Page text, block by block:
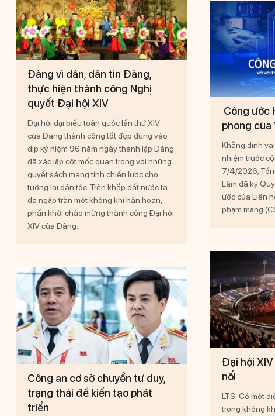
Đảng vì dân, dân tin Đảng,
thực hiện thành công Nghị
quyết Đại hội XIV
Đại hội đại biểu toàn quốc lần thứ XIV
của Đảng thành công tốt đẹp đúng vào
dịp kỷ niệm 96 năm ngày thành lập Đảng
đã xác lập cột mốc quan trọng với những
quyết sách mang tính chiến lược cho
tương lai dân tộc. Trên khắp đất nước ta
đã ngập tràn một không khí hân hoan,
phấn khởi chào mừng thành công Đại hội
XIV của Đảng.
Công an cơ sở chuyển tư duy,
trạng thái để kiến tạo phát
triển
Công ước
phong của
Khẳng định
nhiệm trước
7/4/2026,
Lâm đã ký
ước của Liên
phạm mạng
Đại hội
nối
LTS: Có một
trong không